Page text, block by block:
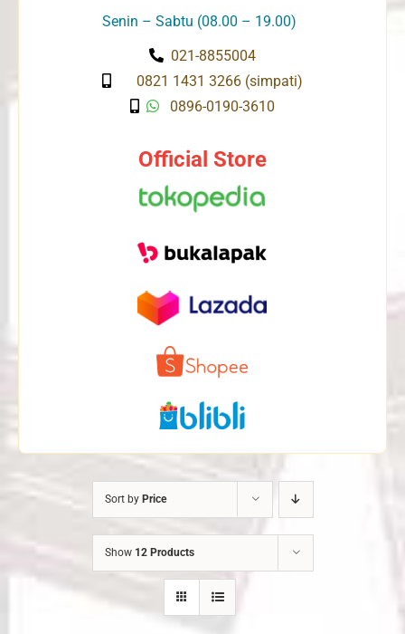
Senin – Sabtu (08.00 – 19.00)
021-8855004
0821 1431 3266 (simpati)
0896-0190-3610
Official Store
Sort by Price
Show 12 Products